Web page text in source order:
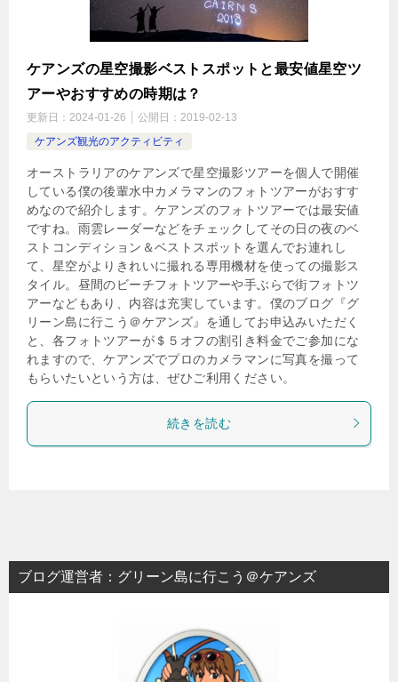
ケアンズの星空撮影ベストスポットと最安値星空ツ
アーやおすすめの時期は？
更新日： 2024-01-26 公開日： 2019-02-13
ケアンズ観光のアクティビティ
オーストラリアのケアンズで星空撮影ツアーを個人で開催
している僕の後輩水中カメラマンのフォトツアーがおすす
めなので紹介します。ケアンズのフォトツアーでは最安値
ですね。雨雲レーダーなどをチェックしてその日の夜のベ
ストコンディション＆ベストスポットを選んでお連れし
て、星空がよりきれいに撮れる専用機材を使っての撮影ス
タイル。昼間のビーチフォトツアーや手ぶらで街フォトツ
アーなどもあり、内容は充実しています。僕のブログ『グ
リーン島に行こう＠ケアンズ』を通してお申込みいただく
と、各フォトツアーが＄５オフの割引き料金でご参加にな
れますので、ケアンズでプロのカメラマンに写真を撮って
もらいたいという方は、ぜひご利用ください。
続きを読む
ブログ運営者：グリーン島に行こう＠ケアンズ